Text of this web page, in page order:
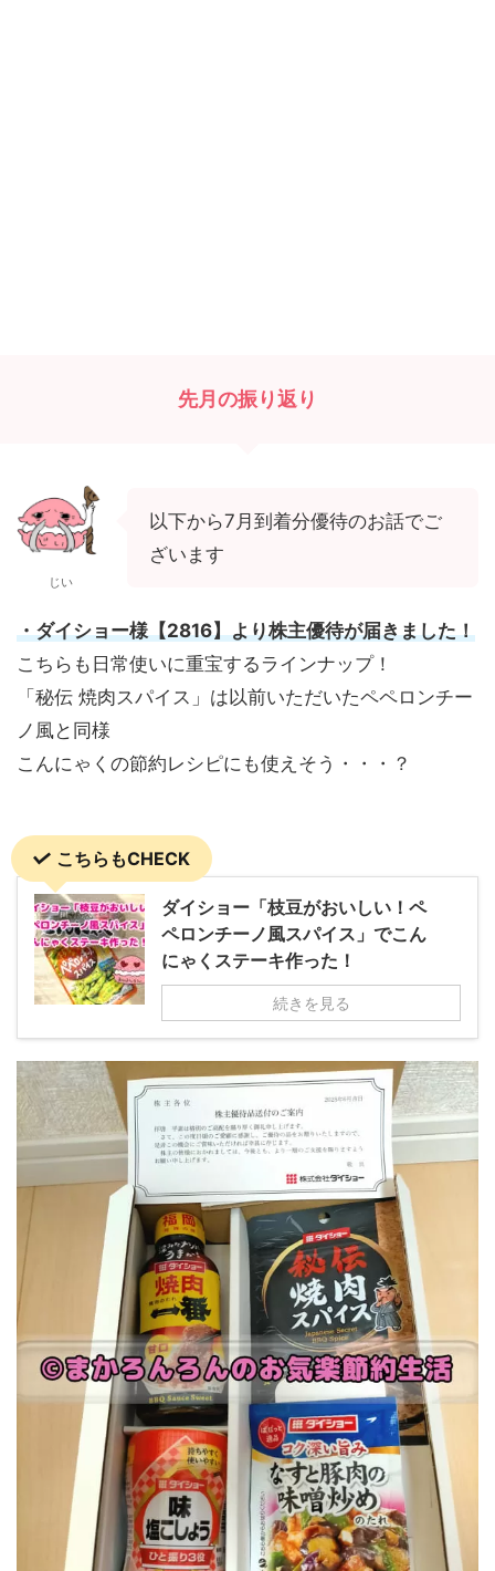
先月の振り返り
じい
以下から7月到着分優待のお話でご
ざいます
・ダイショー様【2816】より株主優待が届きました！
こちらも日常使いに重宝するラインナップ！
「秘伝 焼肉スパイス」は以前いただいたペペロンチー
ノ風と同様
こんにゃくの節約レシピにも使えそう・・・？
こちらもCHECK
ダイショー「枝豆がおいしい！ペ
ペロンチーノ風スパイス」でこん
にゃくステーキ作った！
続きを見る